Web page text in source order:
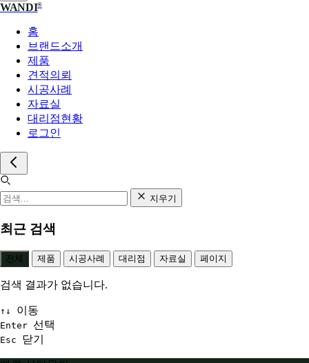
WANDI®
홈
브랜드소개
제품
견적의뢰
시공사례
자료실
대리점현황
로그인
지우기
최근 검색
전체 제품 시공사례 대리점 자료실 페이지
검색 결과가 없습니다.
↑↓ 이동
Enter 선택
Esc 닫기